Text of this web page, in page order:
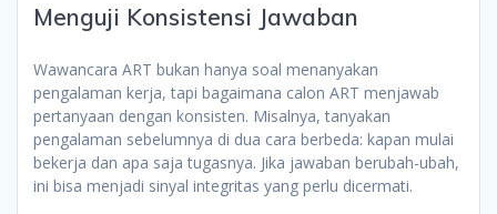
Menguji Konsistensi Jawaban
Wawancara ART bukan hanya soal menanyakan
pengalaman kerja, tapi bagaimana calon ART menjawab
pertanyaan dengan konsisten. Misalnya, tanyakan
pengalaman sebelumnya di dua cara berbeda: kapan mulai
bekerja dan apa saja tugasnya. Jika jawaban berubah-ubah,
ini bisa menjadi sinyal integritas yang perlu dicermati.